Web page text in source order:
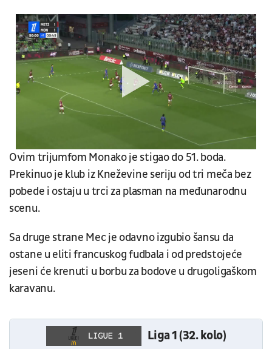
Ovim trijumfom Monako je stigao do 51. boda.
Prekinuo je klub iz Kneževine seriju od tri meča bez
pobede i ostaju u trci za plasman na međunarodnu
scenu.
Sa druge strane Mec je odavno izgubio šansu da
ostane u eliti francuskog fudbala i od predstojeće
jeseni će krenuti u borbu za bodove u drugoligaškom
karavanu.
Liga 1 (32. kolo)